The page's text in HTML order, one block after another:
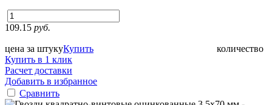
109.15 руб.
цена за штуку количество
Купить
Купить в 1 клик
Расчет доставки
Добавить в избранное
Сравнить